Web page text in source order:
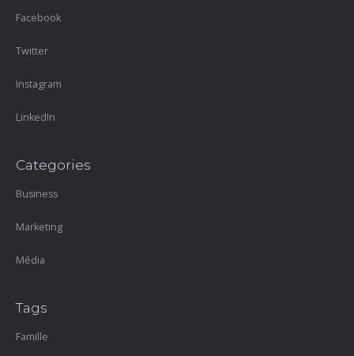
Facebook
Twitter
Instagram
LinkedIn
Categories
Business
Marketing
Média
Tags
Famille